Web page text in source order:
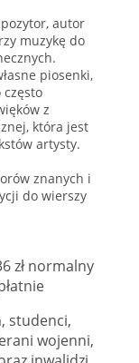
autor
muzykę do
piosenki,
z
która jest
artysty.
znanych i
do wierszy
zł normalny
studenci,
wojenni,